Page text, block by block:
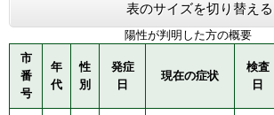
表のサイズを切り替える
陽性が判明した方の概要
市
番
号
年
代
性
別
発症
日
現在の症状
検査
日